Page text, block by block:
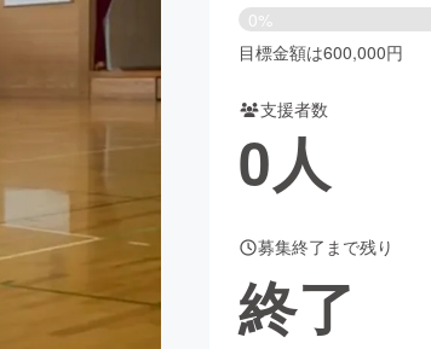
ビューティー・ヘルスケア
Good
CAMPFIRE Creation
納税machi-yaコミュニティ
0%
目標金額は600,000円
支援者数
0人
募集終了まで残り
終了